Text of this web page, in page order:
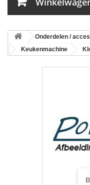
Onderdelen /
Keukenmachine